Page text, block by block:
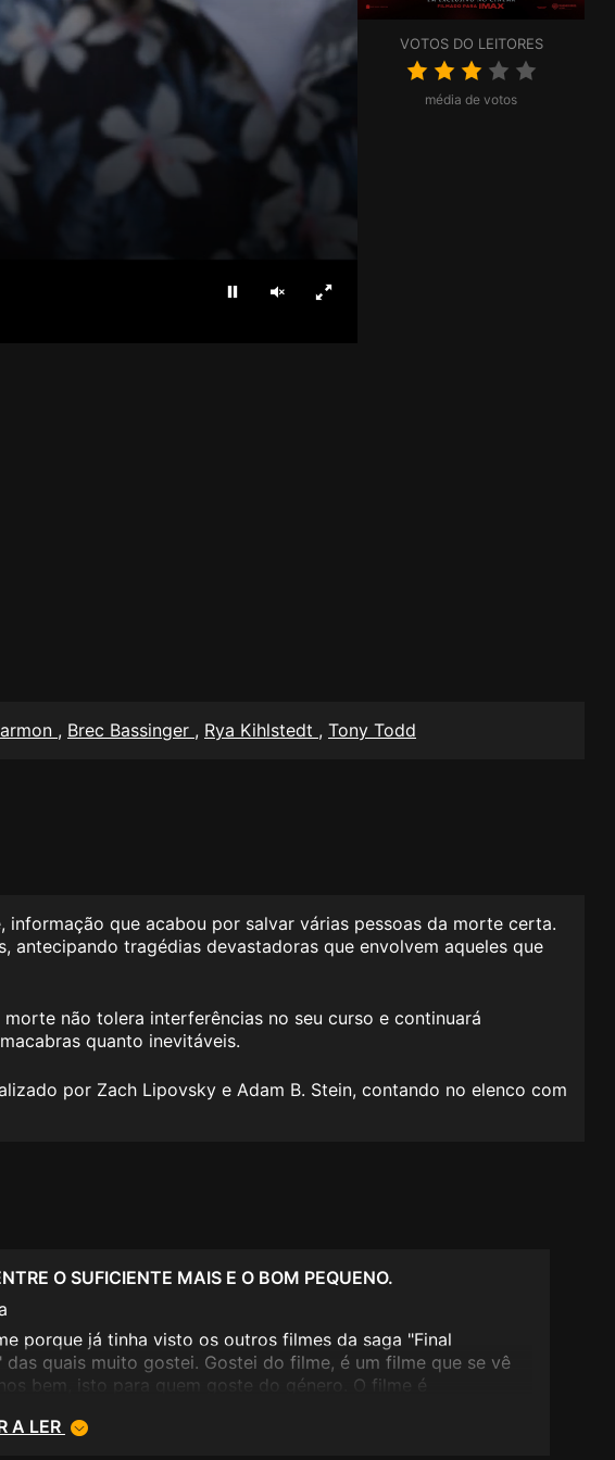
PararLigar somEcrã inteiro
VOTOS DO LEITORES
média de votos
, Brec Bassinger , Rya Kihlstedt , Tony Todd
que acabou por salvar várias pessoas da morte certa.
antecipando tragédias devastadoras que envolvem aqueles que
não tolera interferências no seu curso e continuará
quanto inevitáveis.
por Zach Lipovsky e Adam B. Stein, contando no elenco com
O SUFICIENTE MAIS E O BOM PEQUENO.
porque já tinha visto os outros filmes da saga "Final
das quais muito gostei. Gostei do filme, é um filme que se vê
bem, isto para quem goste do género. O filme é
este filão começa a acusar algum desgaste, a saber a
A LER